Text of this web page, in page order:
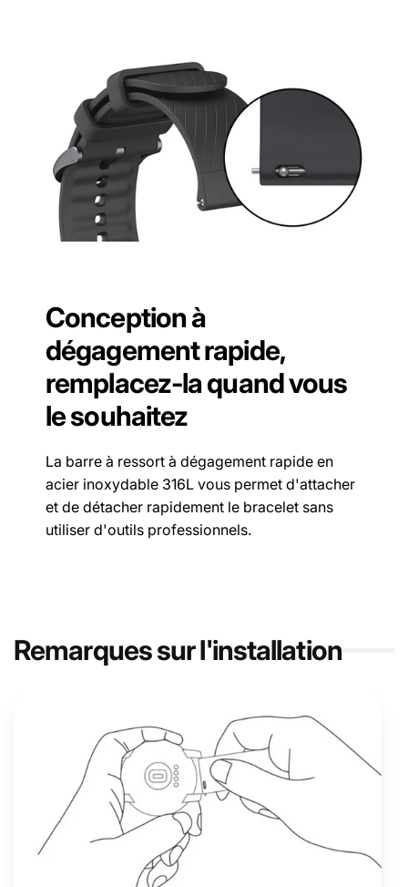
Conception à
dégagement rapide,
remplacez-la quand vous
le souhaitez
La barre à ressort à dégagement rapide en
acier inoxydable 316L vous permet d'attacher
et de détacher rapidement le bracelet sans
utiliser d'outils professionnels.
Remarques sur l'installation